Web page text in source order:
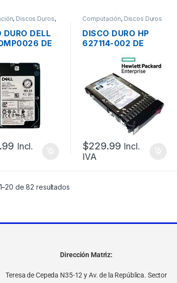
, Discos Duros,
- PCs
DURO DELL
DE
2.5″ SFF
HOT PLUG
Incl.
Computación, Discos Duros
DISCO DURO HP
627114-002 DE
15K MDL PARA
SERVIDOR HP
PROLIANT HOT
PLUG
$229.99 Incl.
IVA
de 82 resultados
Dirección Matriz:
Teresa de Cepeda N35-12 y Av. de la República. Sector